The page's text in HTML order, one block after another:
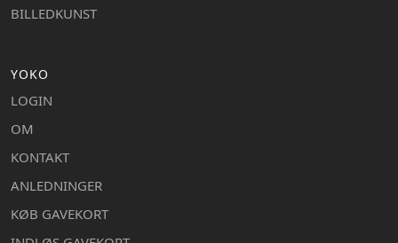
BILLEDKUNST
YOKO
LOGIN
OM
KONTAKT
ANLEDNINGER
KØB GAVEKORT